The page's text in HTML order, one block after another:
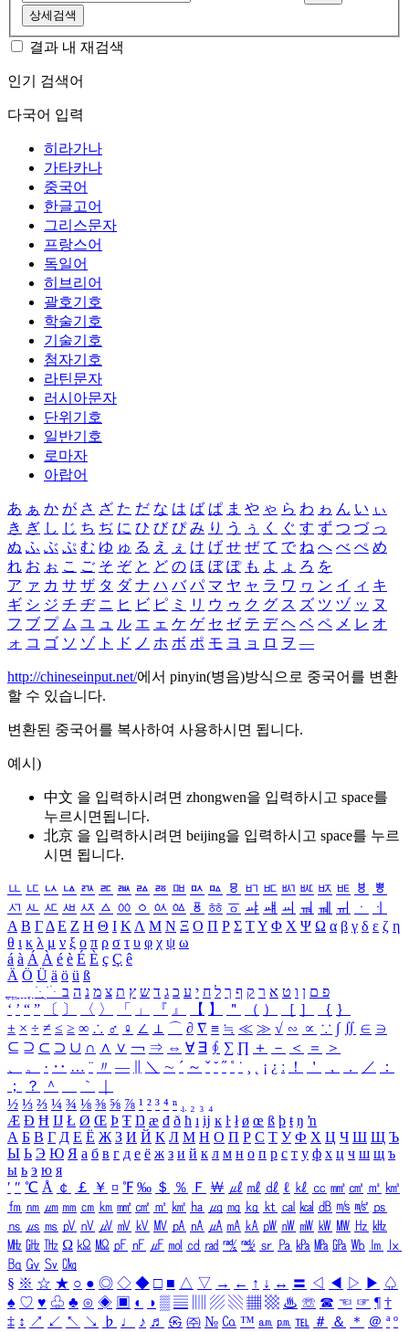
상세검색
결과 내 재검색
인기 검색어
다국어 입력
히라가나
가타카나
중국어
한글고어
그리스문자
프랑스어
독일어
히브리어
괄호기호
학술기호
기술기호
첨자기호
라틴문자
러시아문자
단위기호
일반기호
로마자
아랍어
あ ぁ か が さ ざ た だ な は ば ぱ ま や ゃ ら わ ゎ ん い ぃ
き ぎ し じ ち ぢ に ひ び ぴ み り う ぅ く ぐ す ず つ づ っ
ぬ ふ ぶ ぷ む ゆ ゅ る え ぇ け げ せ ぜ て で ね へ べ ぺ め
れ お ぉ こ ご そ ぞ と ど の ほ ぼ ぽ も よ ょ ろ を
ア ァ カ サ ザ タ ダ ナ ハ バ パ マ ヤ ャ ラ ワ ヮ ン イ ィ キ
ギ シ ジ チ ヂ ニ ヒ ビ ピ ミ リ ウ ゥ ク グ ス ズ ツ ヅ ッ ヌ
フ ブ プ ム ユ ュ ル エ ェ ケ ゲ セ ゼ テ デ ヘ ベ ペ メ レ オ
ォ コ ゴ ソ ゾ ト ド ノ ホ ボ ポ モ ヨ ョ ロ ヲ ―
http://chineseinput.net/에서 pinyin(병음)방식으로 중국어를 변환
할 수 있습니다.
변환된 중국어를 복사하여 사용하시면 됩니다.
예시)
中文 을 입력하시려면 zhongwen을 입력하시고 space를
누르시면됩니다.
北京 을 입력하시려면 beijing을 입력하시고 space를 누르
시면 됩니다.
ㅥ ㅦ ㅧ ㅨ ㅩ ㅪ ㅫ ㅬ ㅭ ㅮ ㅯ ㅰ ㅱ ㅲ ㅳ ㅴ ㅵ ㅶ ㅷ ㅸ
ㅹ
ㅺ ㅻ ㅼ ㅽ ㅾ ㅿ ㆀ ㆁ ㆂ ㆃ ㆄ ㆅ ㆆ ㆇ ㆈ ㆉ ㆊ ㆋ ㆌ ㆍ
ㆎ
Α Β ΓΔ Ε Ζ Η Θ Ι ΚΛ Μ Ν Ξ Ο Π Ρ Σ ΤΥ Φ Χ Ψ Ω α β γ δ ε ζ η
θ ι κ λ μ ν ξ ο π ρ σ τ υ φ χ ψ ω
á à Á À é è É È ç Ç ê
Ä Ö Ü ä ö ü ß
ִֶֹ ֻּ ׁׂ פ ם ן ו ט א ר ק ף ך ל ח י ע כ ג ד ש ץ ת צ מ נ ה ב
‘ ’ “ ” 〔 〕 〈 〉 「 」 『 』 【 】 ＂ （ ） ［ ］ ｛ ｝
± × ÷ ≠ ≤ ≥ ∞ ∴ ♂ ♀ ∠ ⊥ ⌒ ∂ ∇ ≡ ≒ ≪ ≫ √ ∽ ∝ ∵ ∫ ∬ ∈ ∋
⊆ ⊇ ⊂ ⊃ ∪ ∩ ∧ ∨ ￢ ⇒ ⇔ ∀ ∃ ∮ ∑ ∏ ＋ － ＜ ＝
＞
、
。 · ‥ … ¨ 〃 ― ＼ ∼ ´ ～ ˇ ˘ ˝ ˚ ˙ ¸ ¡ ¿ ː ！ ＇ ， ． ／
：
；
？ ＾ ｀
½ ⅓ ⅔ ¼ ¾ ⅛ ⅜ ⅝ ⅞ ¹ ² ³ ⁴ ⁿ ₁ ₂ ₃ ₄
Æ Ð Ħ Ĳ Ł Ø Œ Þ Ŧ Ŋ æ đ ð ħ ı ĳ ĸ ŀ ł ø œ ß þ ŧ ŋ ŉ
А Б В Г Д Е Ё Ж З И Й К Л М Н О П Р С Т У Ф Х Ц Ч Ш Щ Ъ
Ы Ь Э Ю Я а б в г д е ё ж з и й к л м н о п р с т у ф х ц ч ш щ ъ
ы ь э ю я
′ ″ ℃ Å ￠ ￡ ￥ ¤ ℉ ‰ ＄ ％ Ｆ ￦ ㎕ ㎖ ㎗ ℓ ㎘ ㏄ ㎣ ㎤ ㎥ ㎦
㎙ ㎚ ㎛ ㎜ ㎝ ㎞ ㎟ ㎠ ㎡ ㎢ ㏊ ㎍ ㎎ ㎏ ㏏ ㎈ ㎉ ㏈ ㎧ ㎨ ㎰
㎱ ㎲ ㎳ ㎴ ㎵ ㎶ ㎷ ㎸ ㎹ ㎀ ㎁ ㎂ ㎃ ㎄ ㎺ ㎻ ㎽ ㎾ ㎿ ㎐ ㎑
㎒ ㎓ ㎔ Ω ㏀ ㏁ ㎊ ㎋ ㎌ ㏖ ㏅ ㎭ ㎮ ㎯ ㏛ ㎩ ㎪ ㎫ ㎬ ㏝ ㏐
㏓
㏃ ㏉ ㏜ ㏆
§ ※ ☆ ★ ○ ● ◎ ◇ ◆ □ ■ △ ▽ → ← ↑ ↓ ↔ 〓 ◁ ◀ ▷ ▶ ♤
♠ ♡ ♥ ♧ ♣ ⊙ ◈ ▣ ◐ ◑ ▒ ▤ ▨ ▧ ▦ ▩ ♨ ☏ ☎ ☜ ☞ ¶ †
‡ ↕ ↗ ↙ ↖ ↘ ♭ ♩ ♪ ♬ ㉿ ㈜ № ㏇ ™ ㏂ ㏘ ℡ ＃ ＆ ＊ ＠ ª º